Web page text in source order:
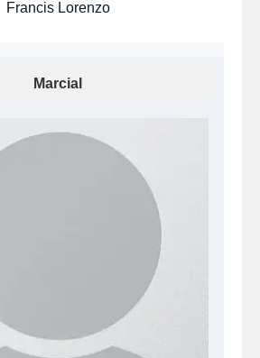
Francis Lorenzo
Marcial